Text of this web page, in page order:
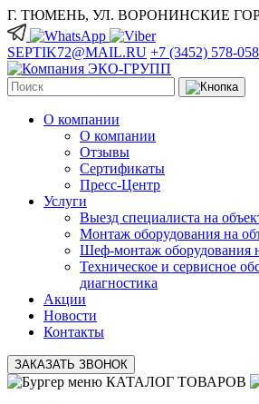
Г. ТЮМЕНЬ, УЛ. ВОРОНИНСКИЕ
SEPTIK72@MAIL.RU +7 (3452) 578-058
О компании
О компании
Отзывы
Сертификаты
Пресс-Центр
Услуги
Выезд специалиста на
Монтаж оборудования на
Шеф-монтаж оборудования
Техническое и сервисное
диагностика
Акции
Новости
Контакты
ЗАКАЗАТЬ ЗВОНОК
КАТАЛОГ ТОВАРОВ